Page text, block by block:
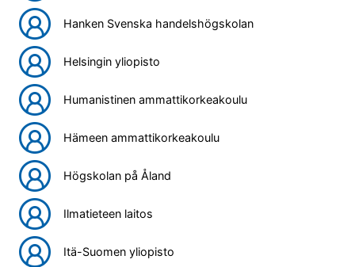
Hanken Svenska handelshögskolan
Helsingin yliopisto
Humanistinen ammattikorkeakoulu
Hämeen ammattikorkeakoulu
Högskolan på Åland
Ilmatieteen laitos
Itä-Suomen yliopisto